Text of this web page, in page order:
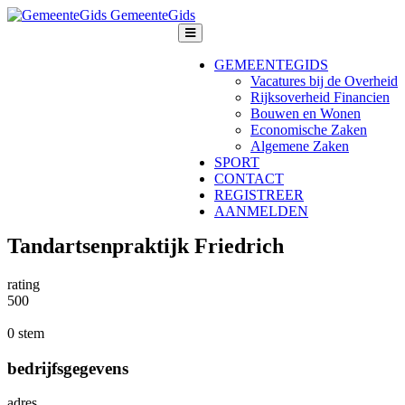
GemeenteGids
GEMEENTEGIDS
Vacatures bij de Overheid
Rijksoverheid Financien
Bouwen en Wonen
Economische Zaken
Algemene Zaken
SPORT
CONTACT
REGISTREER
AANMELDEN
Tandartsenpraktijk Friedrich
rating
500
0 stem
bedrijfsgegevens